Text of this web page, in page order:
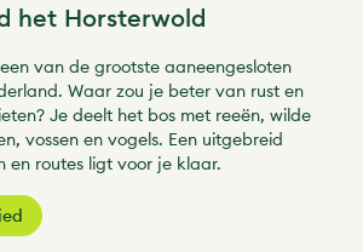
het Horsterwold
van de grootste aaneengesloten
Waar zou je beter van rust en
Je deelt het bos met reeën, wilde
vossen en vogels. Een uitgebreid
en routes ligt voor je klaar.